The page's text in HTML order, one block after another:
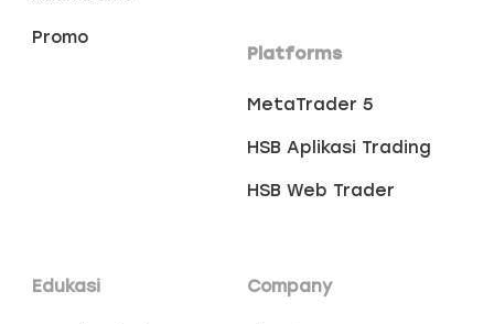
Promo
Platforms
MetaTrader 5
HSB Aplikasi Trading
HSB Web Trader
Edukasi Company